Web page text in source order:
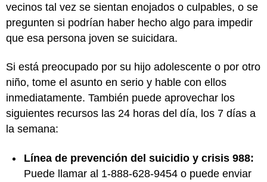
vecinos tal vez se sientan enojados o culpables, o se
pregunten si podrían haber hecho algo para impedir
que esa persona joven se suicidara.
Si está preocupado por su hijo adolescente o por otro
niño, tome el asunto en serio y hable con ellos
inmediatamente. También puede aprovechar los
siguientes recursos las 24 horas del día, los 7 días a
la semana:
Línea de prevención del suicidio y crisis 988:
Puede llamar al 1-888-628-9454 o puede enviar